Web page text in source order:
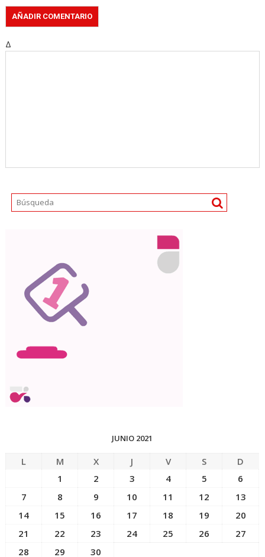
Δ
JUNIO 2021
L M X J V S
D
1
2 3 4 5
6
7
8 9 10 11 12
13
14
15 16 17 18 19
20
21
22 23 24 25 26
27
28
29 30